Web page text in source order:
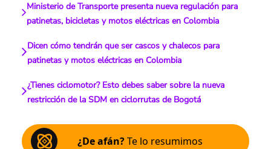
Ministerio de Transporte presenta nueva regulación para
patinetas, bicicletas y motos eléctricas en Colombia
Dicen cómo tendrán que ser cascos y chalecos para
patinetas y motos eléctricas en Colombia
¿Tienes ciclomotor? Esto debes saber sobre la nueva
restricción de la SDM en ciclorrutas de Bogotá
¿De afán?Te lo resumimos